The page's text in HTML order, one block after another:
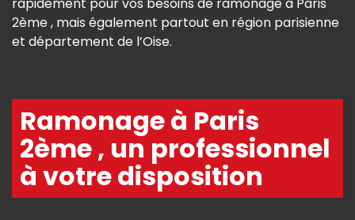
2ème , mais également partout en région parisienne
et département de l’Oise.
Ramonage à Paris
2ème , un professionnel
à votre disposition